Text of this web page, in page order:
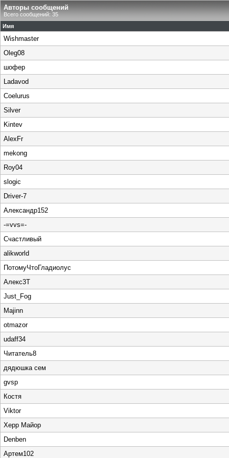
Авторы сообщений
Всего сообщений: 35
Имя
Wishmaster
Oleg08
шофер
Ladavod
Coelurus
Silver
Kintev
AlexFr
mekong
Roy04
slogic
Driver-7
Александр152
-=vvs=-
Счастливый
alikworld
ПотомуЧтоГладиолус
Алекс3Т
Just_Fog
Majinn
otmazor
udaff34
Читатель8
дядюшка сем
gvsp
Костя
Viktor
Херр Майор
Denben
Артем102